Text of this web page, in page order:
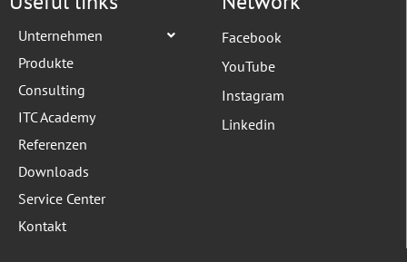
Unternehmen
Produkte
Consulting
ITC Academy
Referenzen
Downloads
Service Center
Kontakt
Facebook
YouTube
Instagram
Linkedin